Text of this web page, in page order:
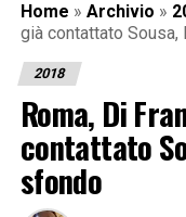
Home » Archivio »
già contattato
2018
Roma, Di
contattato
sfondo